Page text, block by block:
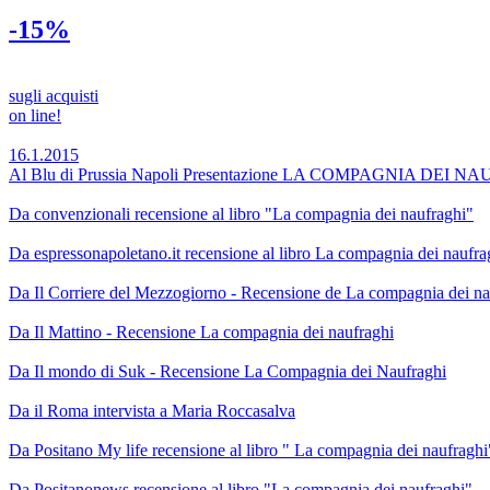
-15%
sugli acquisti
on line!
16.1.2015
Al Blu di Prussia Napoli Presentazione LA COMPAGNIA DEI
Da convenzionali recensione al libro "La compagnia dei naufraghi"
Da espressonapoletano.it recensione al libro La compagnia dei
Da Il Corriere del Mezzogiorno - Recensione de La compagnia dei
Da Il Mattino - Recensione La compagnia dei naufraghi
Da Il mondo di Suk - Recensione La Compagnia dei Naufraghi
Da il Roma intervista a Maria Roccasalva
Da Positano My life recensione al libro " La compagnia dei